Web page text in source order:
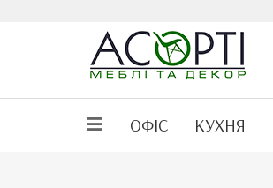
ОФІС КУХНЯ